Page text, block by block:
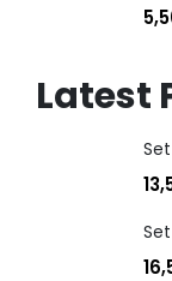
Latest